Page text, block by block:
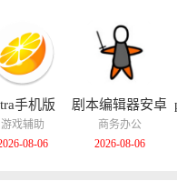
手机版
游戏辅助
08-06
剧本编辑器安卓
版
商务办公
2026-08-06